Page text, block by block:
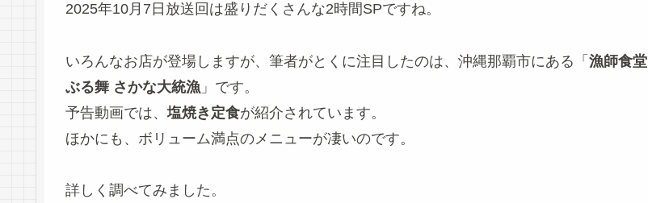
2025年10月7日放送回は盛りだくさんな2時間SPですね。
いろんなお店が登場しますが、筆者がとくに注目したのは、沖縄那覇市にある「 漁師食
ぶる舞 さかな大統漁 」です。
予告動画では、 塩焼き定食が紹介されています。
ほかにも、ボリューム満点のメニューが凄いのです。
詳しく調べてみました。